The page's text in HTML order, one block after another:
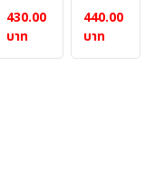
(สาย
คล้อง
คอ
430.00
บาท
(สาย
คล้อง
คอ
440.00
บาท